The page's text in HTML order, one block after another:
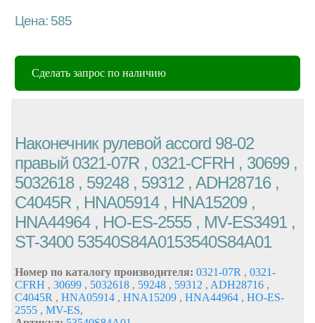
Цена: 585
Сделать запрос по наличию
Наконечник рулевой accord 98-02
правый 0321-07R , 0321-CFRH , 30699 ,
5032618 , 59248 , 59312 , ADH28716 ,
C4045R , HNA05914 , HNA15209 ,
HNA44964 , HO-ES-2555 , MV-ES3491 ,
ST-3400 53540S84A0153540S84A01
Номер по каталогу производителя: 0321-07R , 0321-
CFRH , 30699 , 5032618 , 59248 , 59312 , ADH28716 ,
C4045R , HNA05914 , HNA15209 , HNA44964 , HO-ES-
2555 , MV-ES,